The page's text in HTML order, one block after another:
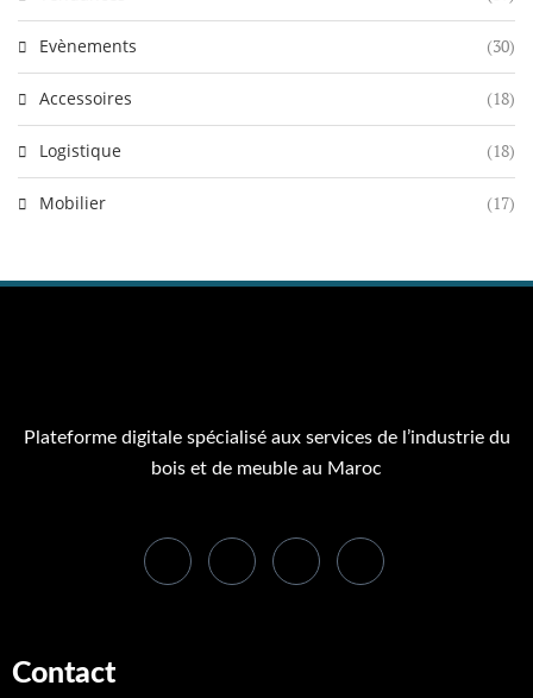
Evènements (30)
Accessoires (18)
Logistique (18)
Mobilier (17)
Plateforme digitale spécialisé aux services de l’industrie du
bois et de meuble au Maroc
Contact